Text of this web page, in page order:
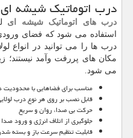
درب اتوماتیک شیشه
درب های اتوماتیک شیشه ای
استفاده می شود که فضای
درب ها را می توانید در انواع
مکان های پررفت وآمد نیستند؛
می شود.
مناسب برای فضاهایی با
قابل نصب بر روی هر نوع درب
حرکت بی صدا، روان و سریع
جلوگیری از اتلاف انرژی و ورود صدا
قابلیت تنظیم سرعت باز و بسته